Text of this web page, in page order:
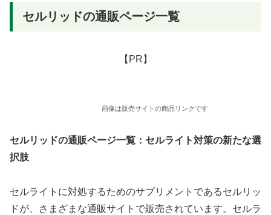
セルリッドの通販ページ一覧
【PR】
画像は販売サイトの商品リンクです
セルリッドの通販ページ一覧：セルライト対策の新たな選
択肢
セルライトに対処するためのサプリメントであるセルリッ
ドが、さまざまな通販サイトで販売されています。セルラ